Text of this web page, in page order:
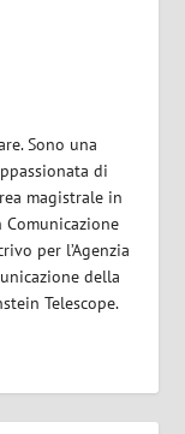
Sono una
di
magistrale in
per l’Agenzia
della
Telescope.